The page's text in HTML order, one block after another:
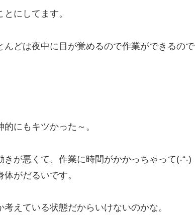
にしてます。
どは夜中に目が覚めるので作業ができるので
にもキツかった～。
が悪くて、作業に時間がかかっちゃって(-“-)
がだるいです。
えている状態だからいけないのかな。